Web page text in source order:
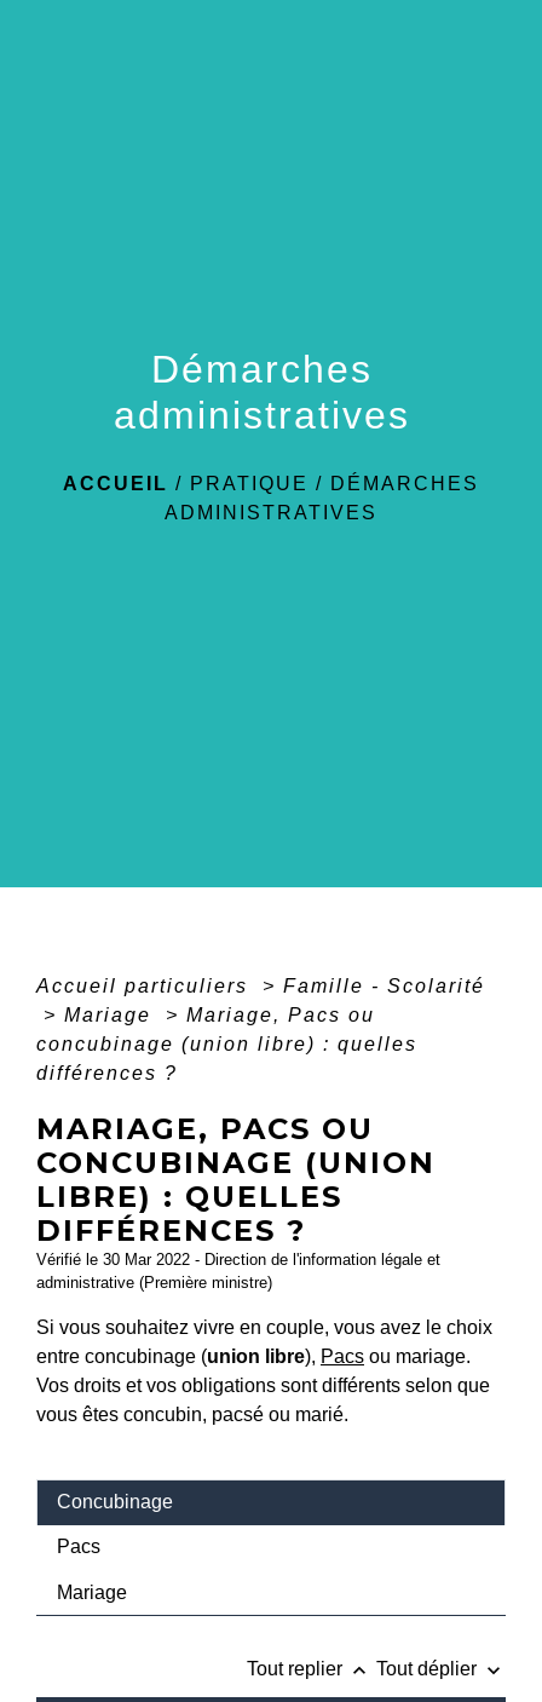
Démarches
administratives
ACCUEIL / PRATIQUE / DÉMARCHES
ADMINISTRATIVES
Accueil particuliers > Famille - Scolarité
> Mariage > Mariage, Pacs ou
concubinage (union libre) : quelles
différences ?
MARIAGE, PACS OU
CONCUBINAGE (UNION
LIBRE) : QUELLES
DIFFÉRENCES ?
Vérifié le 30 Mar 2022 - Direction de l'information légale et
administrative (Première ministre)
Si vous souhaitez vivre en couple, vous avez le choix
entre concubinage (union libre), Pacs ou mariage.
Vos droits et vos obligations sont différents selon que
vous êtes concubin, pacsé ou marié.
Concubinage
Pacs
Mariage
Tout replier keyboard_arrow_up Tout déplier keyboard_arrow_down